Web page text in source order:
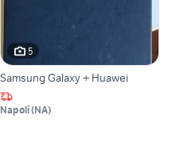
5
Samsung Galaxy + Huawei
Napoli(NA)